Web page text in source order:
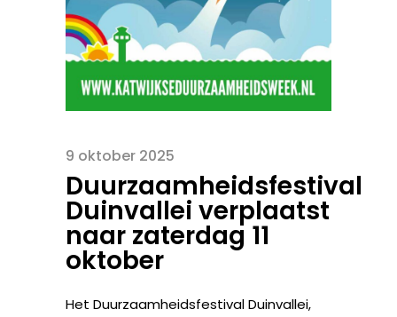
9 oktober 2025
Duurzaamheidsfestival
Duinvallei verplaatst
naar zaterdag 11
oktober
Het Duurzaamheidsfestival Duinvallei,